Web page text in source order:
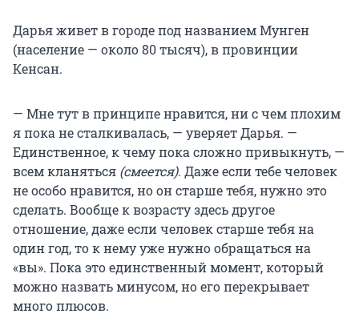
Дарья живет в городе под названием Мунген
(население — около 80 тысяч), в провинции
Кенсан.
— Мне тут в принципе нравится, ни с чем плохим
я пока не сталкивалась, — уверяет Дарья. —
Единственное, к чему пока сложно привыкнуть, —
всем кланяться (смеется). Даже если тебе человек
не особо нравится, но он старше тебя, нужно это
сделать. Вообще к возрасту здесь другое
отношение, даже если человек старше тебя на
один год, то к нему уже нужно обращаться на
«вы». Пока это единственный момент, который
можно назвать минусом, но его перекрывает
много плюсов.